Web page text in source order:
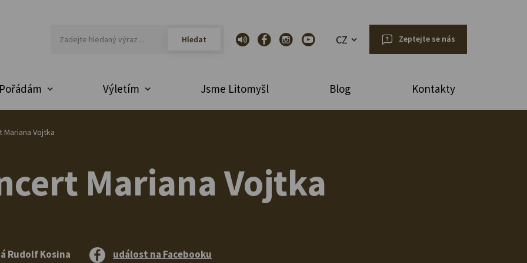
CZ Zeptejte se nás
Výletím Jsme Litomyšl Blog Kontakty
Vojtka
Mariana Vojtka
Rudolf Kosina událost na Facebooku